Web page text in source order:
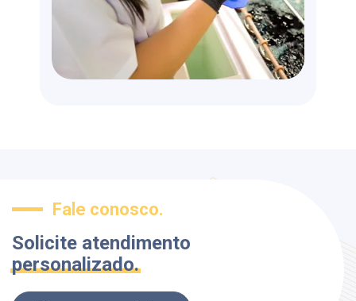
Fale conosco.
Solicite atendimento
personalizado.